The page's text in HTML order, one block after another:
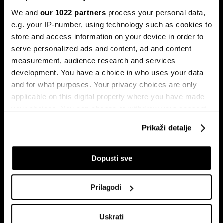
We and our 1022 partners process your personal data,
e.g. your IP-number, using technology such as cookies to
store and access information on your device in order to
serve personalized ads and content, ad and content
measurement, audience research and services
development. You have a choice in who uses your data
and for what purposes. Your privacy choices are only
applicable on this digital property where you have made
If you allow, we would also like to:
Collect information about your geographical
Identify your device by actively scanning it for
specific characteristics (fingerprinting)
Prikaži detalje
Dopusti sve
Prilagodi
Uskrati
isto razdoblje prošle godine.
još najmanje dvije godine